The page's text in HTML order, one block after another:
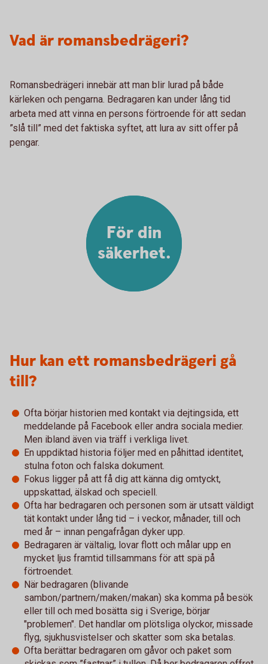
Vad är romansbedrägeri?
Romansbedrägeri innebär att man blir lurad på både
kärleken och pengarna. Bedragaren kan under lång tid
arbeta med att vinna en persons förtroende för att sedan
”slå till” med det faktiska syftet, att lura av sitt offer på
pengar.
För din
säkerhet.
Hur kan ett romansbedrägeri gå
till?
Ofta börjar historien med kontakt via dejtingsida, ett
meddelande på Facebook eller andra sociala medier.
Men ibland även via träff i verkliga livet.
En uppdiktad historia följer med en påhittad identitet,
stulna foton och falska dokument.
Fokus ligger på att få dig att känna dig omtyckt,
uppskattad, älskad och speciell.
Ofta har bedragaren och personen som är utsatt väldigt
tät kontakt under lång tid – i veckor, månader, till och
med år – innan pengafrågan dyker upp.
Bedragaren är vältalig, lovar flott och målar upp en
mycket ljus framtid tillsammans för att spä på
förtroendet.
När bedragaren (blivande
sambon/partnern/maken/makan) ska komma på besök
eller till och med bosätta sig i Sverige, börjar
"problemen". Det handlar om plötsliga olyckor, missade
flyg, sjukhusvistelser och skatter som ska betalas.
Ofta berättar bedragaren om gåvor och paket som